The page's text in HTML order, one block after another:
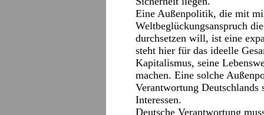
Eine Außenpolitik, die mit
Weltbeglückungsanspruch
durchsetzen will, ist eine
steht hier für das ideelle
Kapitalismus, seine
machen. Eine solche
Verantwortung Deutschlands
Interessen.
Deutsche Verantwortung